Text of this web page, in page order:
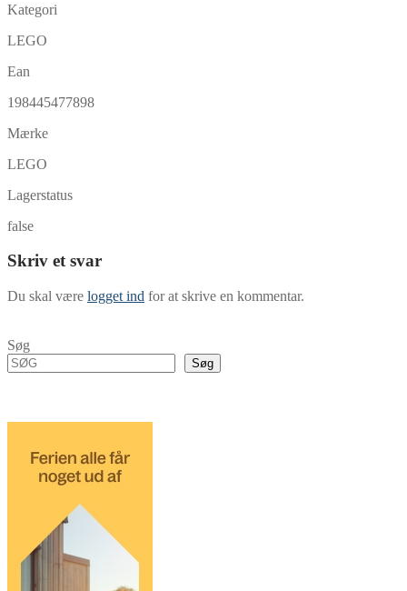
Kategori
LEGO
Ean
198445477898
Mærke
LEGO
Lagerstatus
false
Skriv et svar
Du skal være logget ind for at skrive en kommentar.
Søg
Søg